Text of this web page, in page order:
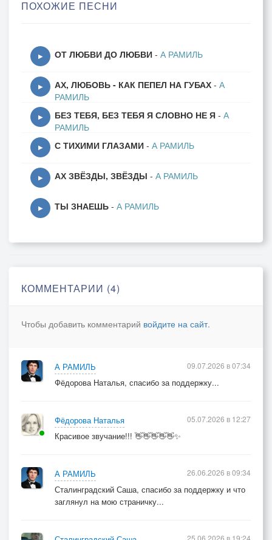
Чтобы вновь я веру обрела,
**[Припев]**
Реченька, реченька — ты моя сестра,
Ты течёшь, и в сердце — свет и доброта.
Реченька, реченька — смой тоску с души,
Тихо, тихо, у реки, в ночной тиши.
Словно годы ушедшие, унося.
Чтобы слышать пенье птиц,
Чтобы вновь не знать границ.
**[Припев]**
Ты течёшь, и в сердце — свет и доброта.
Реченька, реченька — смой тоску с души,
**[Бридж]**
Смоет всё, что было мрачное.
Пусть она меня обнимет,
К новой жизни приголубит.
ПОХОЖИЕ ПЕСНИ
▶ ОТ ЛЮБВИ ДО ЛЮБВИ - А РАМИЛЬ
▶ АХ, ЛЮБОВЬ - КАК ПЕПЕЛ НА ГУБАХ - А
РАМИЛЬ
▶ БЕЗ ТЕБЯ, БЕЗ ТЕБЯ Я СЛОВНО НЕ Я - А
РАМИЛЬ
▶ С ТИХИМИ ГЛАЗАМИ - А РАМИЛЬ
▶ АХ ЗВЁЗДЫ, ЗВЁЗДЫ - А РАМИЛЬ
▶ ТЫ ЗНАЕШЬ - А РАМИЛЬ
КОММЕНТАРИИ (4)
Чтобы добавить комментарий войдите на сайт.
А РАМИЛЬ
Фёдорова Наталья, спасибо за поддержку...
09.07.2026 в 07:34
Фёдорова Наталья
Красивое звучание!!! 👋👋👋👋👋✨
05.07.2026 в 12:27
А РАМИЛЬ
Сталинградский Саша, спасибо за поддержку и что
заглянул на мою страничку...
26.06.2026 в 09:34
25.06.2026 в 19:24